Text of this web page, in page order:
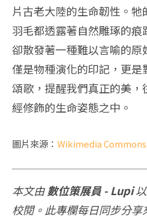
片古老大陸的生命韌性。
羽毛都透露著自然雕琢的痕
卻散發著一種難以言喻的
僅是物種演化的印記，更
頌歌，提醒我們真正的美
經修飾的生命姿態之中。
圖片來源： Wikimedia Commons
本文由數位策展員 - Lupi以
校閱。此專欄每日同步分